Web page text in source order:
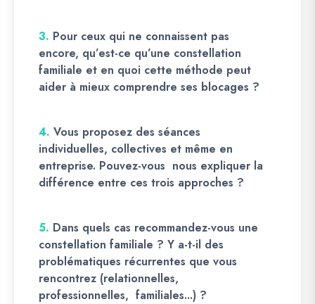
3. Pour ceux qui ne connaissent pas
encore, qu’est-ce qu’une constellation
familiale et en quoi cette méthode peut
aider à mieux comprendre ses blocages ?
4. Vous proposez des séances
individuelles, collectives et même en
entreprise. Pouvez-vous nous expliquer la
différence entre ces trois approches ?
5. Dans quels cas recommandez-vous une
constellation familiale ? Y a-t-il des
problématiques récurrentes que vous
rencontrez (relationnelles,
professionnelles, familiales...) ?